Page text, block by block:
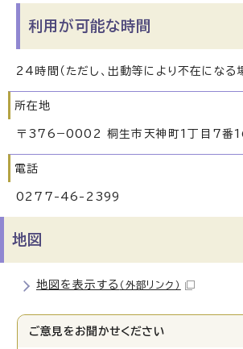
利用が可能な時間
24時間（ただし、出動等により不在になる
所在地
〒376−0002 桐生市天神町1丁目7番
電話
0277-46-2399
地図
地図を表示する （外部リンク）
ご意見をお聞かせください